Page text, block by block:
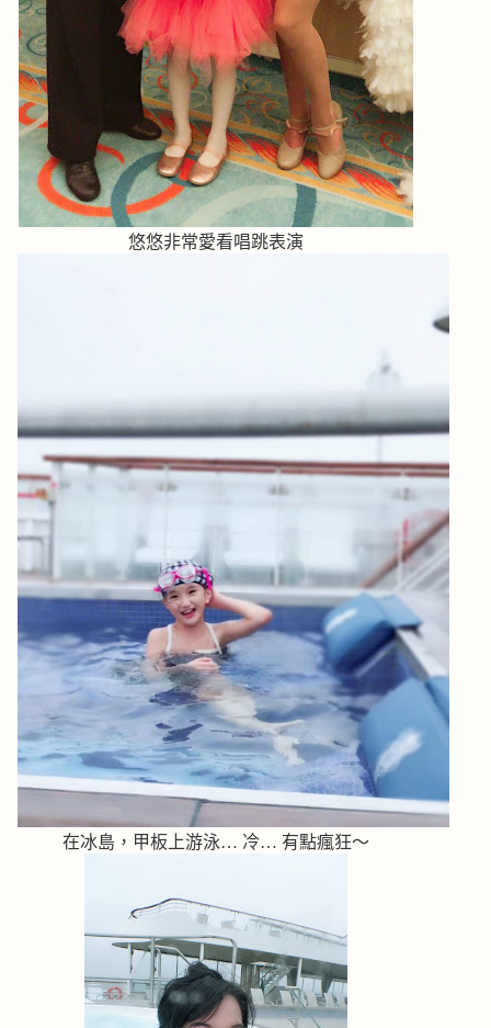
悠悠非常愛看唱跳表演
在冰島，甲板上游泳… 冷… 有點瘋狂～